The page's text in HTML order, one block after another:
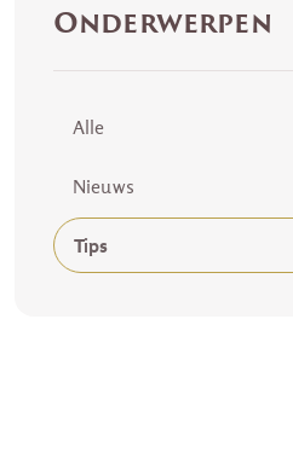
Onderwerpen
Alle
Nieuws
Tips